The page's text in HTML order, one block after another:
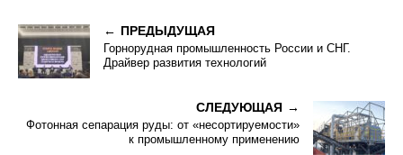
ПРЕДЫДУЩАЯ
Горнорудная промышленность России и СНГ.
Драйвер развития технологий
СЛЕДУЮЩАЯ
Фотонная сепарация руды: от «несортируемости»
к промышленному применению